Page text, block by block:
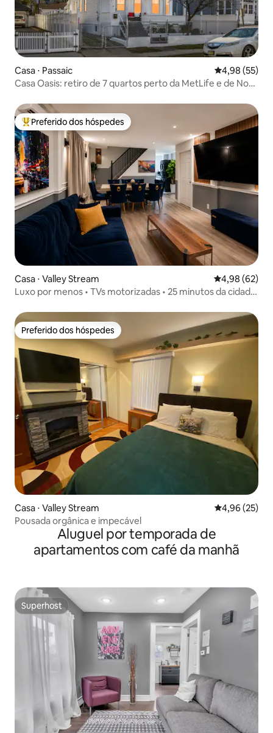
Casa ⋅ Passaic 4,98 de uma
4,98 (55)
Casa Oasis: retiro de 7 quartos perto da MetLife e de Nova
Entre os melhores preferidos dos hóspedes
Preferido dos hóspedes
Casa ⋅ Valley Stream 4,98 de uma
4,98 (62)
Luxo por menos • TVs motorizadas • 25 minutos da cidade
Preferido dos hóspedes
Preferido dos hóspedes
Casa ⋅ Valley Stream 4,96 de uma
4,96 (25)
Pousada orgânica e impecável
Aluguel por temporada de
apartamentos com café da manhã
Superhost
Superhost